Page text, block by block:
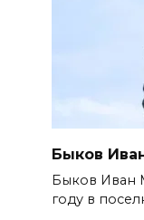
Быков
Быков Иван
году в